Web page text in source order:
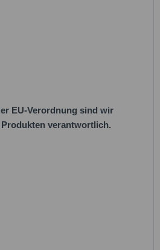
EU-Verordnung sind wir
verantwortlich.